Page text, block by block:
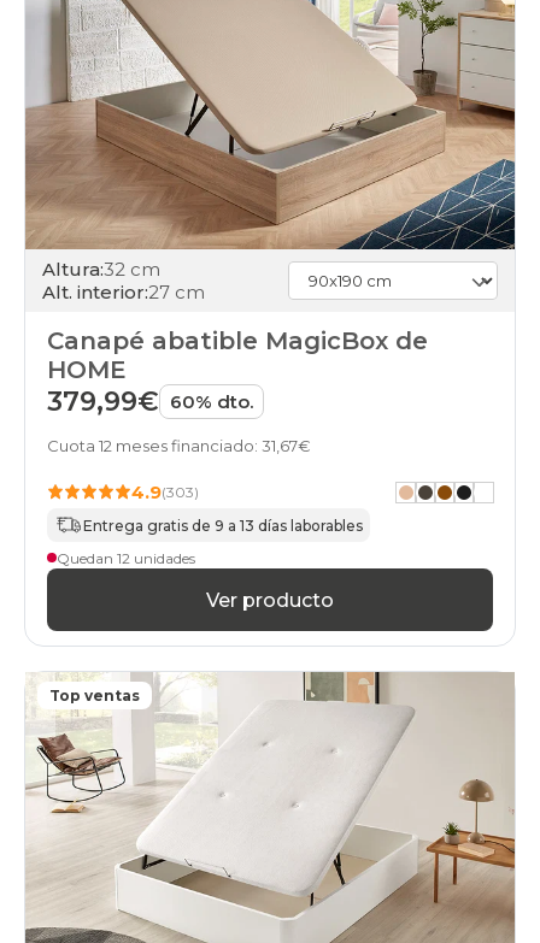
150x200cm
160x180cm-
doble
black-
days
canapes-
abatibles
80x180cm-
unfrente
days
canapes-
days
160x190cm-
black-
days
canapes-
abatibles
unfrente
black-
canapes-
160x190cm
canapes-
abatibles
160x200cm-
Altura:32 cm
Alt. interior:27 cm
Canapé abatible MagicBox de
HOME
379,99€ 60% dto.
Cuota 12 meses financiado: 31,67€
4.9(303)
Entrega gratis de 9 a 13 días laborables
Quedan 12 unidades
Ver producto
Top ventas